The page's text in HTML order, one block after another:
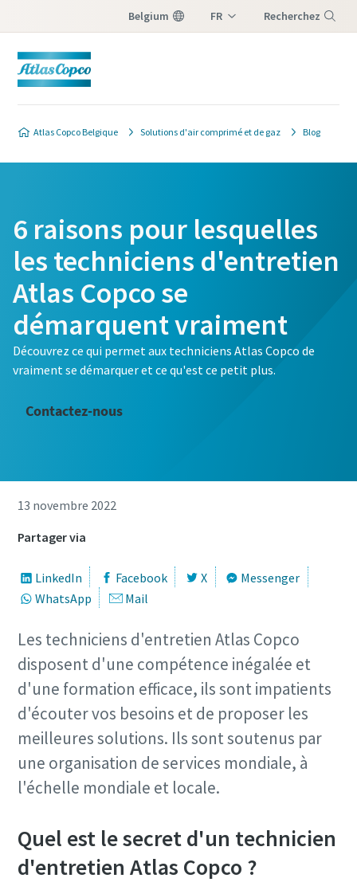
Belgium FR Recherchez
Atlas Copco Belgique Solutions d'air comprimé et de gaz Blog
6 raisons pour lesquelles
les techniciens d'entretien
Atlas Copco se
démarquent vraiment
Découvrez ce qui permet aux techniciens Atlas Copco de
vraiment se démarquer et ce qu'est ce petit plus.
Contactez-nous
13 novembre 2022
Partager via
LinkedIn Facebook X
Messenger
WhatsApp
Mail
Les techniciens d'entretien Atlas Copco
disposent d'une compétence inégalée et
d'une formation efficace, ils sont impatients
d'écouter vos besoins et de proposer les
meilleures solutions. Ils sont soutenus par
une organisation de services mondiale, à
l'échelle mondiale et locale.
Quel est le secret d'un technicien
d'entretien Atlas Copco ?